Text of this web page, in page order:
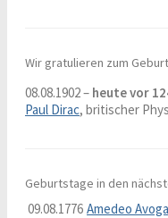
Wir gratulieren zum
08.08.1902 – heute vor
Paul Dirac, britischer
Geburtstage in den
09.08.1776 Amedeo